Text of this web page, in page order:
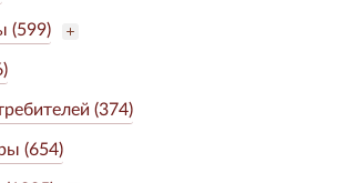
(599)
(374)
(654)